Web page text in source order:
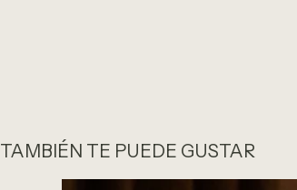
TAMBIÉN TE PUEDE GUSTAR